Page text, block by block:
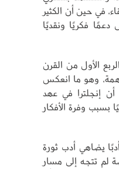
في حين أن الكثير
فكريًا ونقديًا
الأول من القرن
وهو ما انعكس
أن إنجلترا في عهد
بسبب وفرة الأفكار
يضاهي أدب ثورة
لم تتجه إلى مسار